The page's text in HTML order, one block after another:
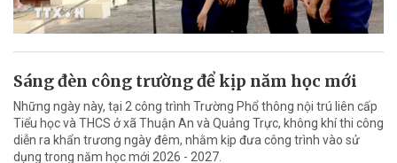
Sáng đèn công trường để kịp năm học mới
Những ngày này, tại 2 công trình Trường Phổ thông nội trú liên cấp
Tiểu học và THCS ở xã Thuận An và Quảng Trực, không khí thi công
diễn ra khẩn trương ngày đêm, nhằm kịp đưa công trình vào sử
dụng trong năm học mới 2026 - 2027.